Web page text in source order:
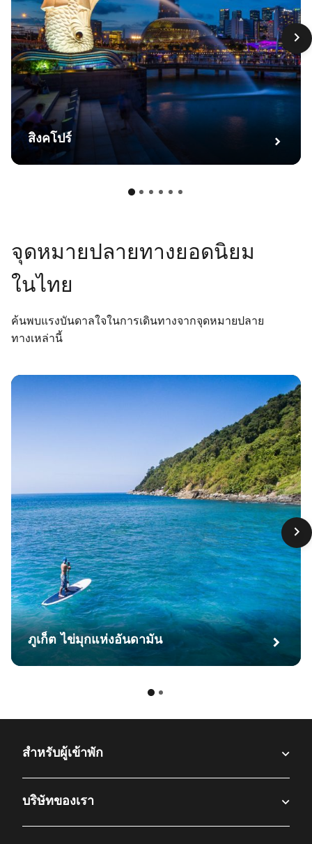
สิงคโปร์
จุดหมายปลายทางยอดนิยม
ในไทย
ค้นพบแรงบันดาลใจในการเดินทางจากจุดหมายปลาย
ทางเหล่านี้
ภูเก็ต ไข่มุกแห่งอันดามัน
สำหรับผู้เข้าพัก​
บริษัทของเรา